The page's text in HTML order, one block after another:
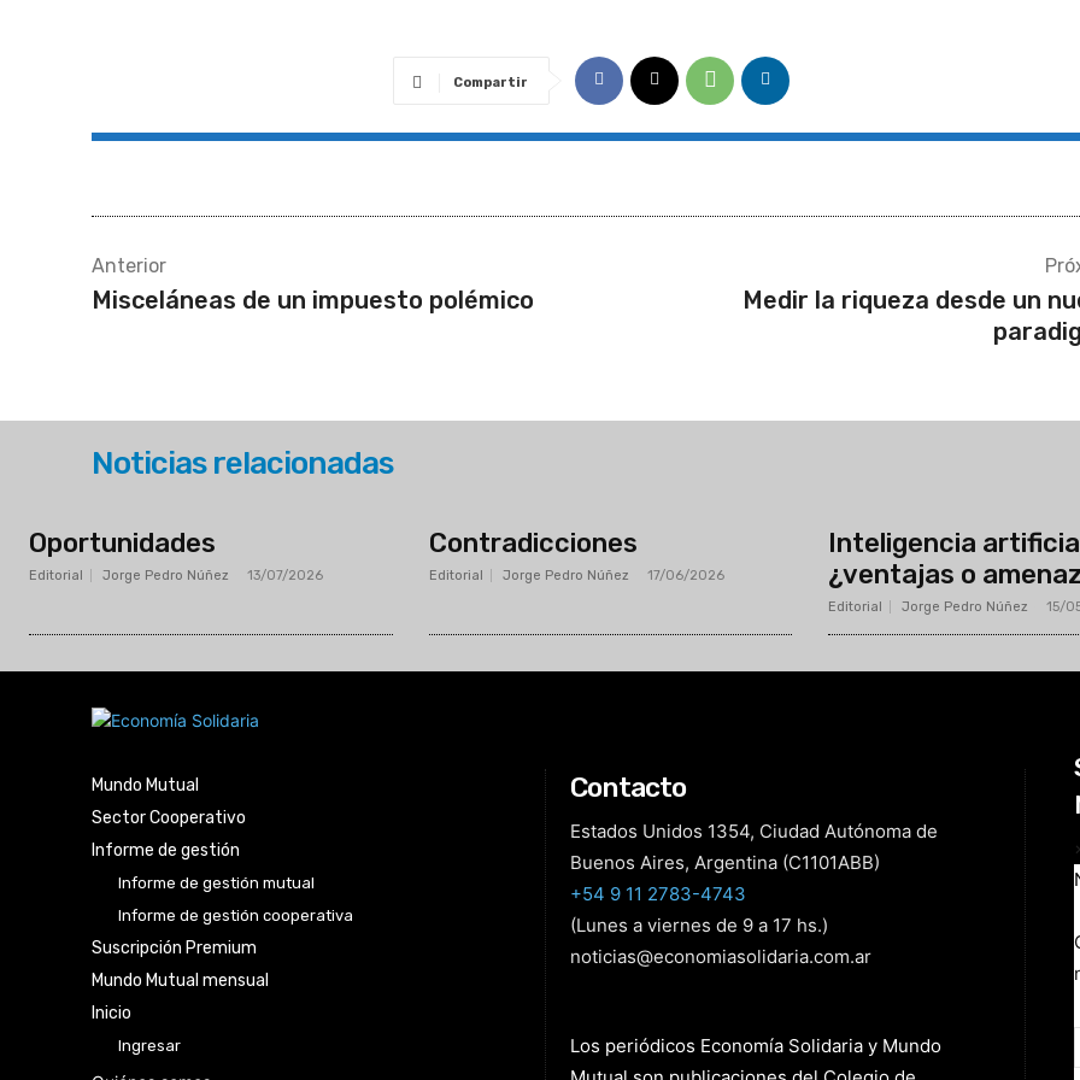
Compartir
Anterior
Misceláneas de un impuesto polémico
Medir la riqueza desde un
Noticias relacionadas
Oportunidades
Editorial Jorge Pedro Núñez 13/07/2026
Contradicciones
Editorial Jorge Pedro Núñez 17/06/2026
Inteligencia
¿ventajas o
Editorial Jorge Pedro Núñez 15/
Mundo Mutual
Sector Cooperativo
Informe de gestión
Informe de gestión mutual
Informe de gestión cooperativa
Suscripción Premium
Mundo Mutual mensual
Inicio
Ingresar
Contacto
Estados Unidos 1354, Ciudad Autónoma de
Buenos Aires, Argentina (C1101ABB)
+54 9 11 2783-4743
(Lunes a viernes de 9 a 17 hs.)
noticias@economiasolidaria.com.ar
Los periódicos Economía Solidaria y Mundo